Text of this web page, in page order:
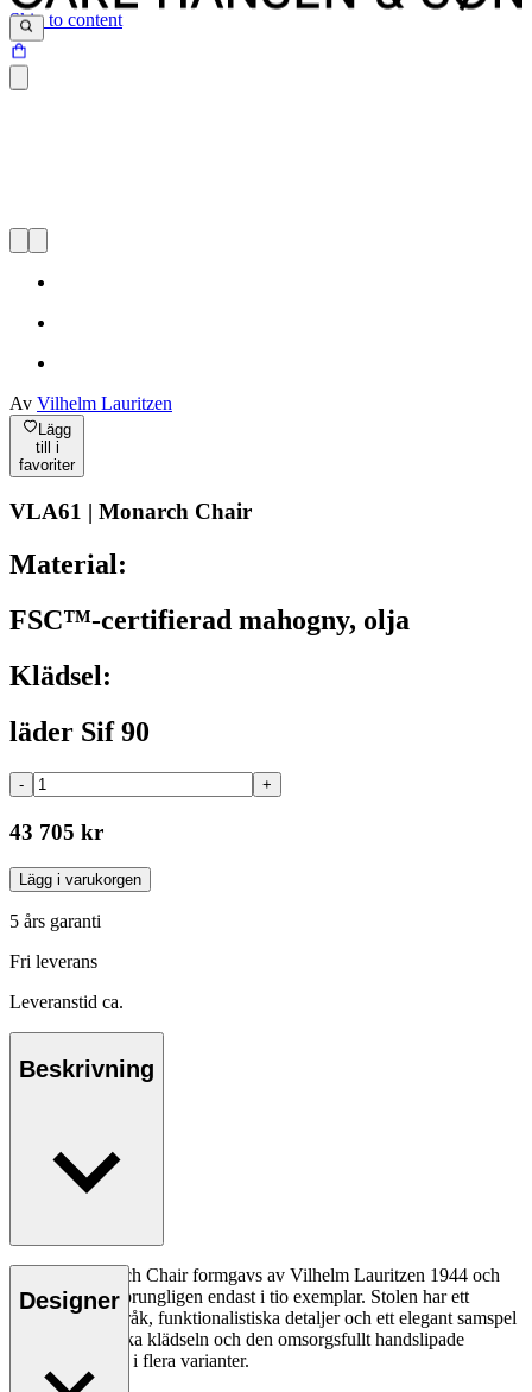
Skip to content
Av Vilhelm Lauritzen
Lägg
till i
favoriter
VLA61 | Monarch Chair
Material:
FSC™-certifierad mahogny, olja
Klädsel:
läder Sif 90
- +
43 705 kr
Lägg i varukorgen
5 års garanti
Fri leverans
Leveranstid ca.
Beskrivning
VLA61 Monarch Chair formgavs av Vilhelm Lauritzen 1944 och
tillverkades ursprungligen endast i tio exemplar. Stolen har ett
poetiskt formspråk, funktionalistiska detaljer och ett elegant samspel
mellan den mjuka klädseln och den omsorgsfullt handslipade
stommen. Finns i flera varianter.
Designer